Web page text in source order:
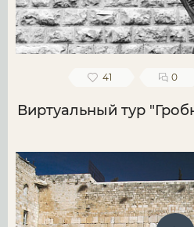
41 0
Виртуальный тур